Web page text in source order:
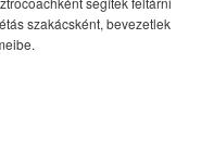
szakácsként, bevezetlek